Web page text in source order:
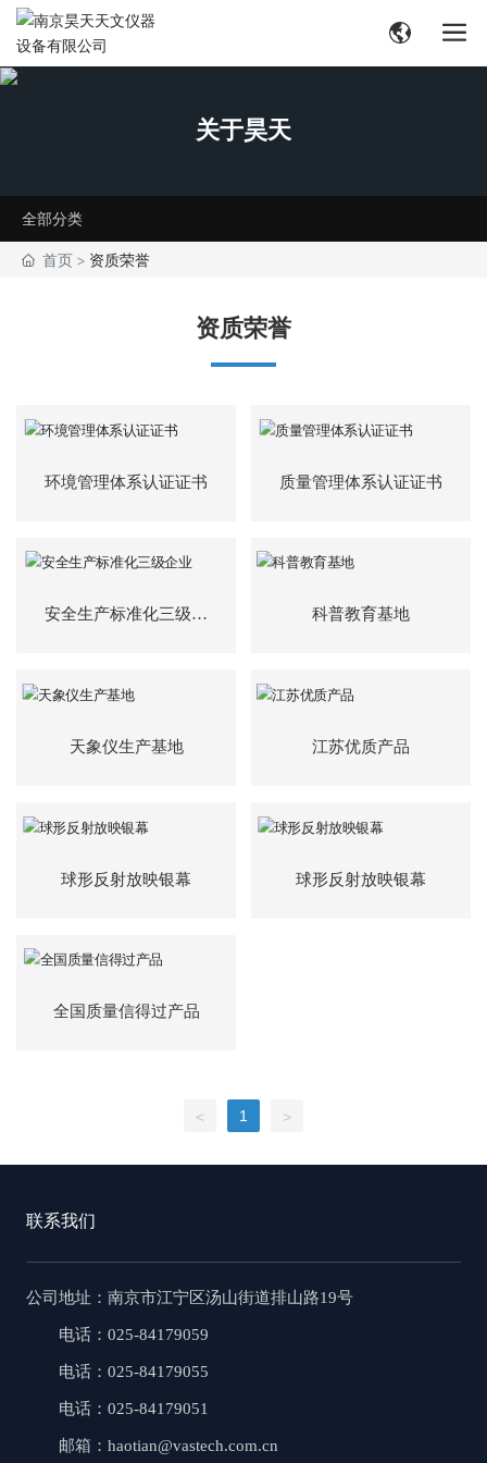
关于昊天
全部分类
首页 资质荣誉
资质荣誉
环境管理体系认证证书 质量管理体系认证证书
安全生产标准化三级企
科普教育基地
天象仪生产基地 江苏优质产品
球形反射放映银幕 球形反射放映银幕
全国质量信得过产品
< 1 >
联系我们
公司地址 ：南京市江宁区汤山街道排山路19号
电话：025-84179059
电话：025-84179055
电话：025-84179051
邮箱：haotian@vastech.com.cn